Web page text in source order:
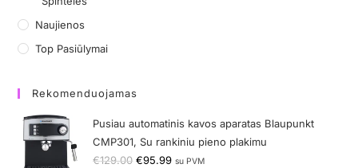
Naujienos
Top Pasiūlymai
Rekomenduojamas
Pusiau automatinis kavos aparatas Blaupunkt
CMP301, Su rankiniu pieno plakimu
€129.00 €95.99 su PVM